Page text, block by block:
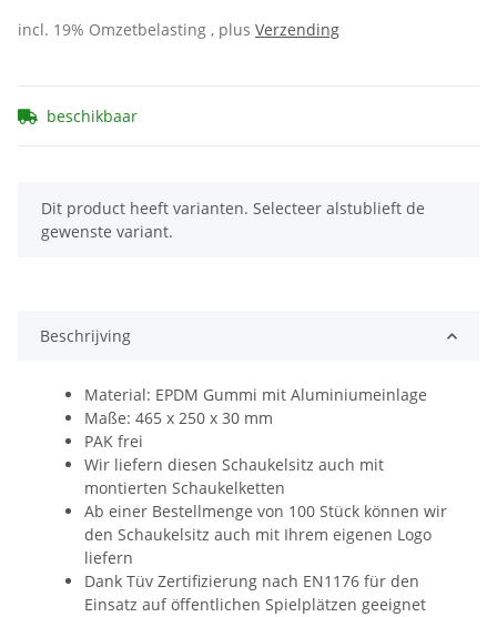
incl. 19% Omzetbelasting , plus Verzending
beschikbaar
x
Dit product heeft varianten. Selecteer alstublieft de
gewenste variant.
Beschrijving
Material: EPDM Gummi mit Aluminiumeinlage
Maße: 465 x 250 x 30 mm
PAK frei
Wir liefern diesen Schaukelsitz auch mit
montierten Schaukelketten
Ab einer Bestellmenge von 100 Stück können wir
den Schaukelsitz auch mit Ihrem eigenen Logo
liefern
Dank Tüv Zertifizierung nach EN1176 für den
Einsatz auf öffentlichen Spielplätzen geeignet